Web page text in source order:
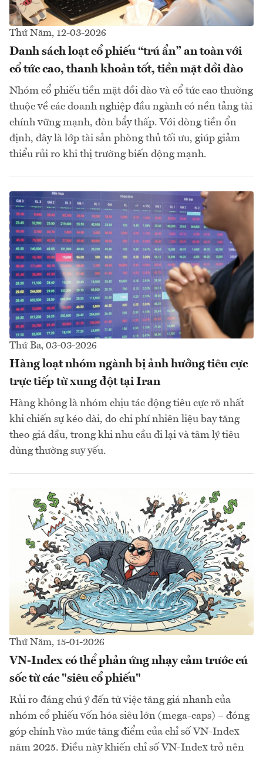
Thứ Năm, 12-03-2026
Danh sách loạt cổ phiếu “trú ẩn” an toàn với
cổ tức cao, thanh khoản tốt, tiền mặt dồi dào
Nhóm cổ phiếu tiền mặt dồi dào và cổ tức cao thường
thuộc về các doanh nghiệp đầu ngành có nền tảng tài
chính vững mạnh, đòn bẩy thấp. Với dòng tiền ổn
định, đây là lớp tài sản phòng thủ tối ưu, giúp giảm
thiểu rủi ro khi thị trường biến động mạnh.
Thứ Ba, 03-03-2026
Hàng loạt nhóm ngành bị ảnh hưởng tiêu cực
trực tiếp từ xung đột tại Iran
Hàng không là nhóm chịu tác động tiêu cực rõ nhất
khi chiến sự kéo dài, do chi phí nhiên liệu bay tăng
theo giá dầu, trong khi nhu cầu đi lại và tâm lý tiêu
dùng thường suy yếu.
Thứ Năm, 15-01-2026
VN-Index có thể phản ứng nhạy cảm trước cú
sốc từ các "siêu cổ phiếu"
Rủi ro đáng chú ý đến từ việc tăng giá nhanh của
nhóm cổ phiếu vốn hóa siêu lớn (mega-caps) – đóng
góp chính vào mức tăng điểm của chỉ số VN-Index
năm 2025. Điều này khiến chỉ số VN-Index trở nên